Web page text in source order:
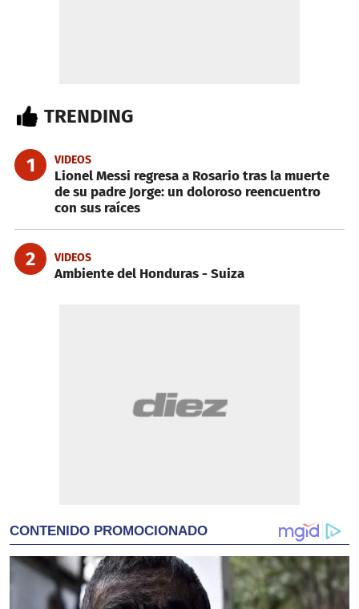
TRENDING
1 VIDEOS
Lionel Messi regresa a Rosario tras la muerte
de su padre Jorge: un doloroso reencuentro
con sus raíces
2 VIDEOS
Ambiente del Honduras - Suiza